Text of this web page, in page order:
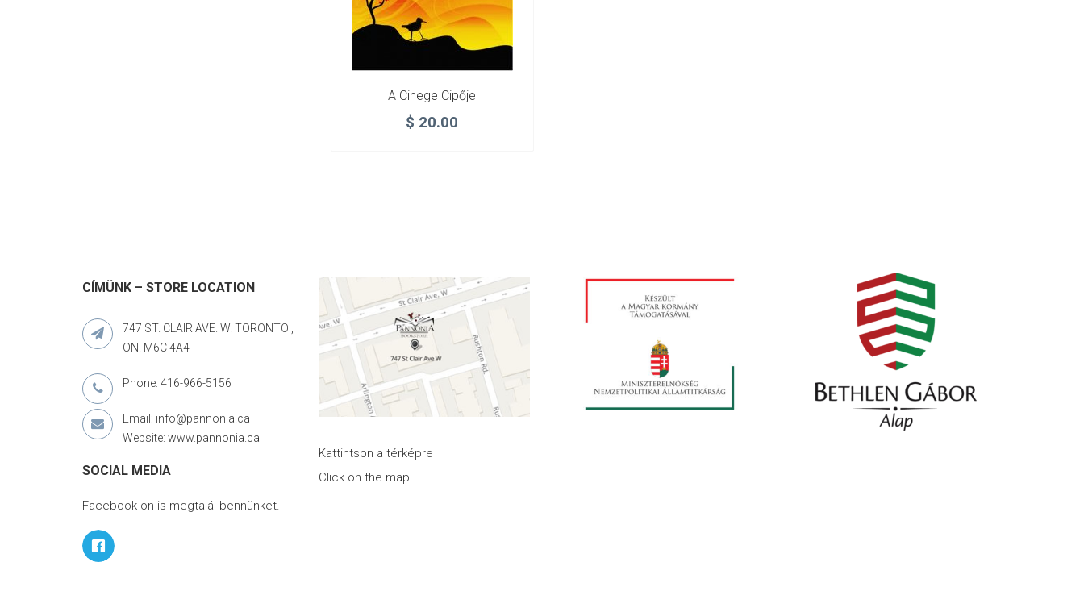
A Cinege Cipője
$ 20.00
CÍMÜNK – STORE LOCATION
747 ST. CLAIR AVE. W. TORONTO ,
ON. M6C 4A4
Phone: 416-966-5156
Email: info@pannonia.ca
Website: www.pannonia.ca
SOCIAL MEDIA
Facebook-on is megtalál bennünket.
Kattintson a térképre
Click on the map